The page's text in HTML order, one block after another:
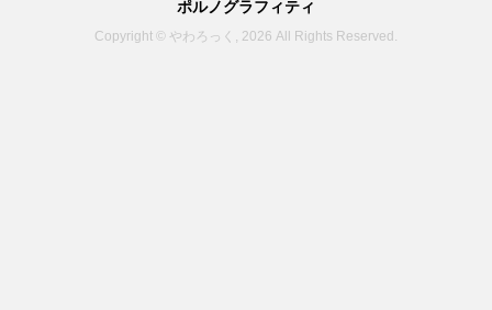
ポルノグラフィティ
Copyright © やわろっく, 2026 All Rights Reserved.